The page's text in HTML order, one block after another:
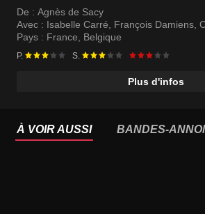
De : Agnès de Sacy
Avec : Isabelle Carré, François Damiens,
Pays : France, Belgique
P. S.
Plus d'infos
À VOIR AUSSI BANDES-